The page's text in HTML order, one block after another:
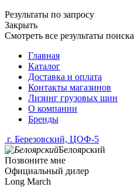
Результаты по запросу
Закрыть
Смотреть все результаты поиска
Главная
Каталог
Доставка и оплата
Контакты магазинов
Лизинг грузовых шин
О компании
Бренды
г. Березовский, ЦОФ-5
Белоярский
Позвоните мне
Официальный дилер
Long March